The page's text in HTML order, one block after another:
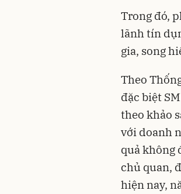
Trong đó,
lãnh tín
gia, song
Theo
đặc biệt
theo khảo
với doanh
quả không
chủ quan,
hiện nay,